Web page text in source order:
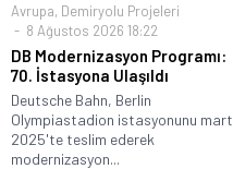
Avrupa, Demiryolu Projeleri
8 Ağustos 2026 18:22
DB Modernizasyon Programı:
70. İstasyona Ulaşıldı
Deutsche Bahn, Berlin
Olympiastadion istasyonunu mart
2025'te teslim ederek
modernizasyon...